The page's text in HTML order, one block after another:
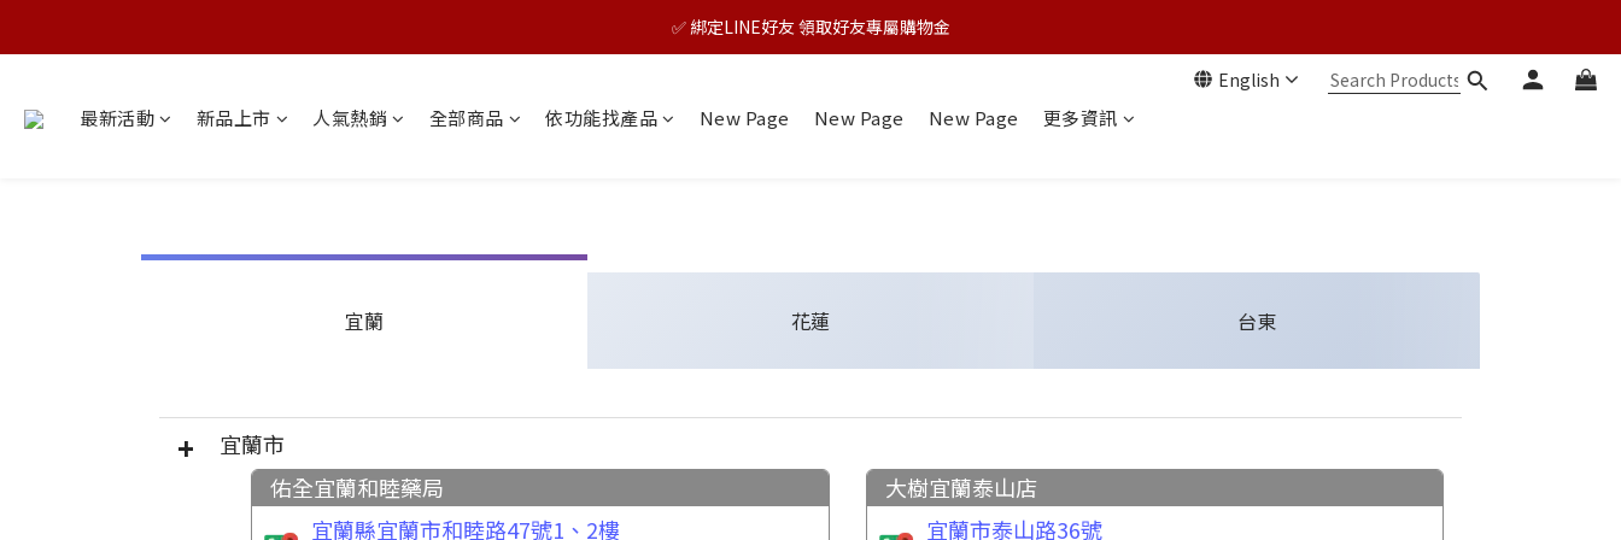
🎊TAIZAKU品牌慶：5倍回饋祭｜全年最優惠！
✅ 綁定LINE好友 領取好友專屬購物金
English
最新活動 新品上市 人氣熱銷 全部商品 依功能找產品 New Page New Page New Page 更多資訊
宜蘭 花蓮 台東
宜蘭市
佑全宜蘭和睦藥局
宜蘭縣宜蘭市和睦路47號1、2樓
大樹宜蘭泰山店
宜蘭市泰山路36號